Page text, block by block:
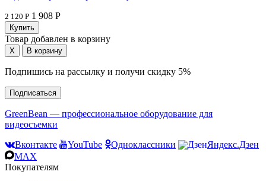
2 120 Р 1 908 Р
Товар добавлен в корзину
Подпишись на рассылку и получи скидку 5%
Подписаться
GreenBean — профессиональное оборудование для
видеосъемки
Вконтакте
YouTube Одноклассники
Яндекс.Дзен
MAX
Покупателям